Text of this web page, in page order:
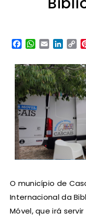
Facebook
WhatsApp
Email
O município de
Internacional da
Móvel, que irá